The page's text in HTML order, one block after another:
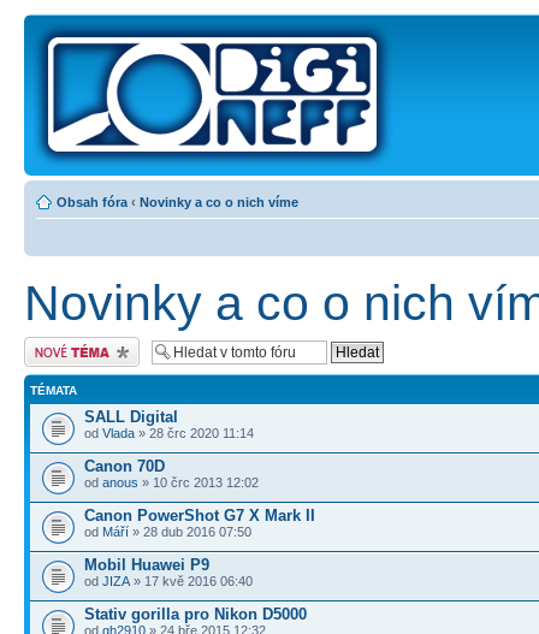
Obsah fóra ‹ Novinky a co o nich víme
Novinky a co o nich
Odeslat nové téma
TÉMATA
SALL Digital
od Vlada » 28 črc 2020 11:14
Canon 70D
od anous » 10 črc 2013 12:02
Canon PowerShot G7 X Mark II
od Máří » 28 dub 2016 07:50
Mobil Huawei P9
od JIZA » 17 kvě 2016 06:40
Stativ gorilla pro Nikon D5000
od gh2910 » 24 bře 2015 12:32